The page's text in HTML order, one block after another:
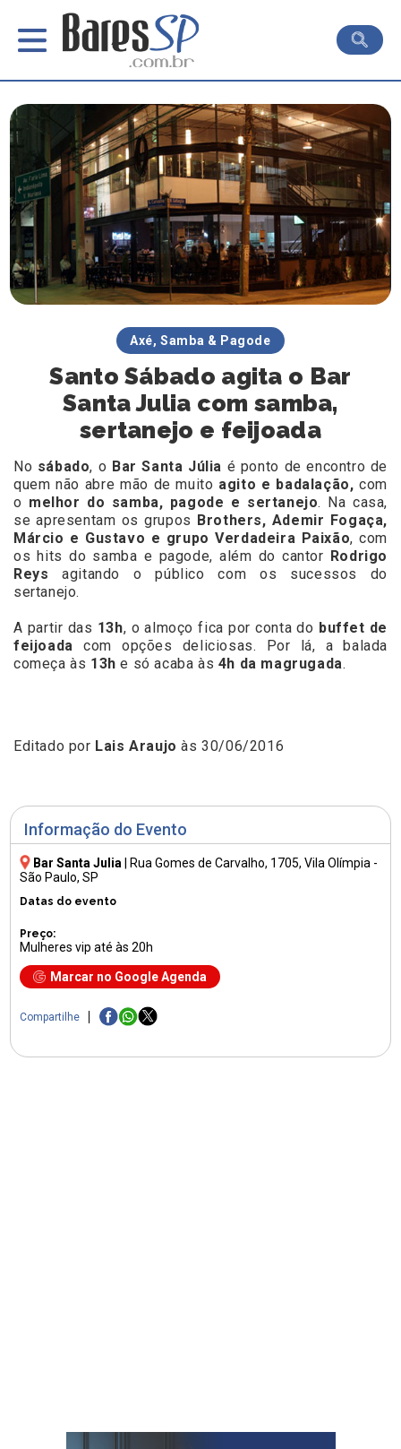
Informação do Evento
Bar Santa Julia Rua Gomes de Carvalho, 1705, Vila Olímpia -
São Paulo, SP
Datas do evento
Preço:
Mulheres vip até às 20h
Marcar no Google Agenda
Compartilhe
Axé, Samba & Pagode
Santo Sábado agita o Bar
Santa Julia com samba,
sertanejo e feijoada
No sábado, o Bar Santa Júlia é ponto de encontro de
quem não abre mão de muito agito e badalação, com
o melhor do samba, pagode e sertanejo. Na casa,
se apresentam os grupos Brothers, Ademir Fogaça,
Márcio e Gustavo e grupo Verdadeira Paixão, com
os hits do samba e pagode, além do cantor Rodrigo
Reysagitando o público com os sucessos do
sertanejo.
A partir das 13h, o almoço fica por conta do buffet de
feijoada com opções deliciosas. Por lá, a
balada
começa às 13he só acaba às 4h da magrugada.
Editado por Lais Araujo às 30/06/2016